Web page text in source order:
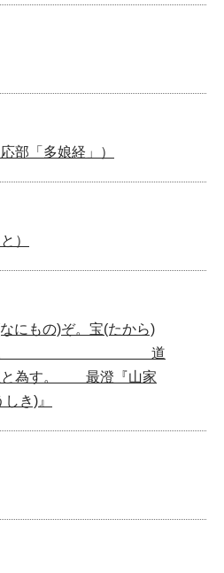
部「多娘経」）
）
にもの)ぞ。宝(たから)
ん)なり。 道
と為す。 最澄『山家
き)』